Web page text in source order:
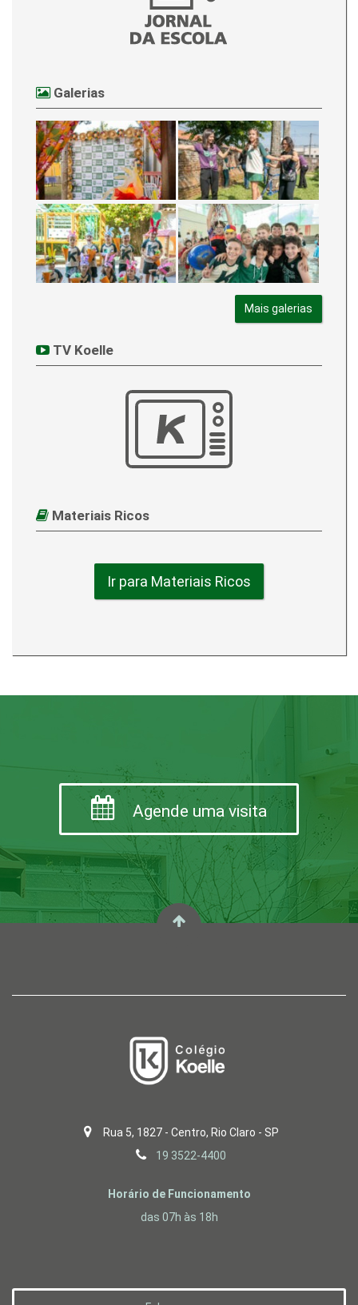
Galerias
Mais galerias
TV Koelle
Materiais Ricos
Ir para Materiais Ricos
Agende uma visita
Rua 5, 1827 - Centro, Rio Claro - SP
19 3522-4400
Horário de Funcionamento
das 07h às 18h